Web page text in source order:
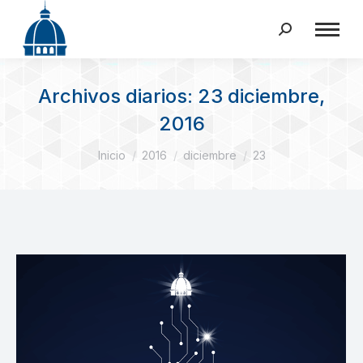
Buscar:
Archivos diarios: 23 diciembre,
2016
Estás aquí:
Inicio 2016 diciembre 23